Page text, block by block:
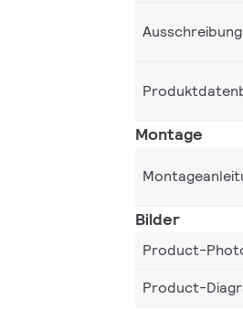
Montage
Bilder
Product-
Product-